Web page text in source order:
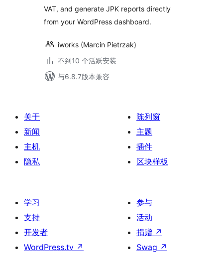
VAT, and generate JPK reports directly
from your WordPress dashboard.
iworks (Marcin Pietrzak)
不到10 个活跃安装
与6.8.7版本兼容
关于
新闻
主机
隐私
陈列窗
主题
插件
区块样板
学习
支持
开发者
WordPress.tv ↗
参与
活动
捐赠 ↗
Swag ↗